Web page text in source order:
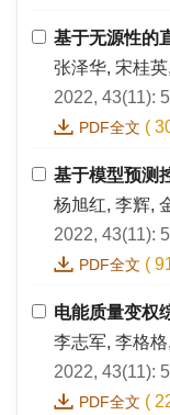
基于无源性的
张泽华, 宋桂
2022, 43(11):
PDF全文 (
基于模型预测
杨旭红, 李辉,
2022, 43(11):
PDF全文 (
电能质量变权
李志军, 李格
2022, 43(11):
PDF全文 (